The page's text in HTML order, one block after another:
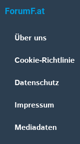
ForumF.at
Über uns
Cookie-Richtlinie
Datenschutz
Impressum
Mediadaten